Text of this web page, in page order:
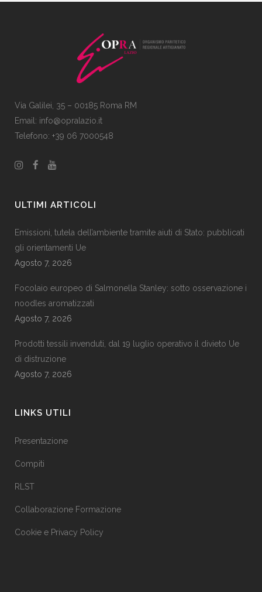
Via Galilei, 35 – 00185 Roma RM
Email: info@opralazio.it
Telefono: +39 06 7000548
ULTIMI ARTICOLI
Emissioni, tutela dell’ambiente tramite aiuti di Stato: pubblicati
gli orientamenti Ue
Agosto 7, 2026
Focolaio europeo di Salmonella Stanley: sotto osservazione i
noodles aromatizzati
Agosto 7, 2026
Prodotti tessili invenduti, dal 19 luglio operativo il divieto Ue
di distruzione
Agosto 7, 2026
LINKS UTILI
Presentazione
Compiti
RLST
Collaborazione Formazione
Cookie e Privacy Policy